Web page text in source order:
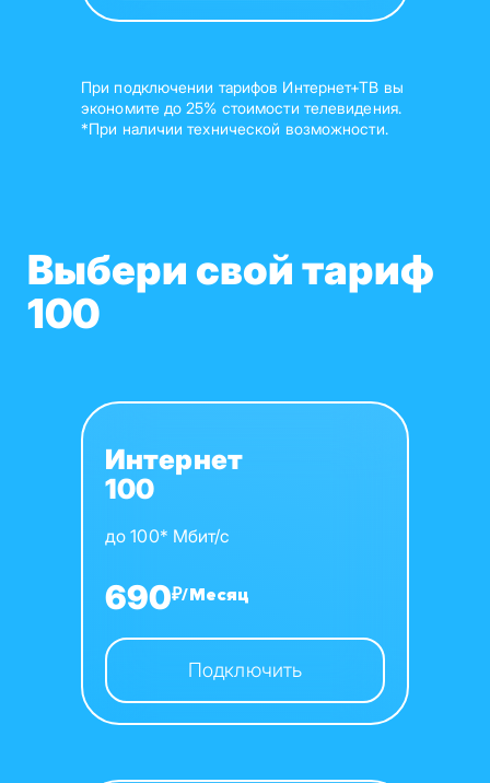
При подключении тарифов Интернет+ТВ вы
экономите до 25% стоимости телевидения.
*При наличии технической возможности.
Выбери свой тариф
100
Интернет
100
до 100* Мбит/с
690₽/Месяц
Подключить